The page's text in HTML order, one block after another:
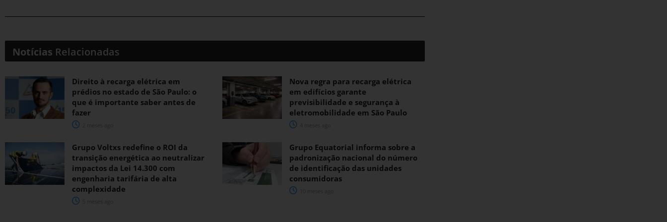
Notícias Relacionadas
Direito à recarga elétrica em
prédios no estado de São Paulo: o
que é importante saber antes de
fazer
Nova regra para recarga elétrica
em edifícios garante
previsibilidade e segurança à
eletromobilidade em São Paulo
Grupo Voltxs redefine o ROI da
transição energética ao neutralizar
impactos da Lei 14.300 com
engenharia tarifária de alta
complexidade
Grupo Equatorial informa sobre a
padronização nacional do número
de identificação das unidades
consumidoras